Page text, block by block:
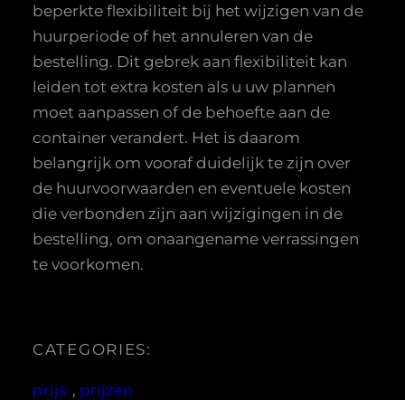
beperkte flexibiliteit bij het wijzigen van de
huurperiode of het annuleren van de
bestelling. Dit gebrek aan flexibiliteit kan
leiden tot extra kosten als u uw plannen
moet aanpassen of de behoefte aan de
container verandert. Het is daarom
belangrijk om vooraf duidelijk te zijn over
de huurvoorwaarden en eventuele kosten
die verbonden zijn aan wijzigingen in de
bestelling, om onaangename verrassingen
te voorkomen.
CATEGORIES:
prijs , prijzen